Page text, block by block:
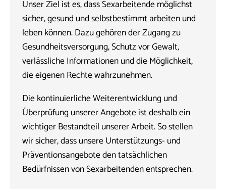
Unser Ziel ist es, dass Sexarbeitende möglichst
sicher, gesund und selbstbestimmt arbeiten und
leben können. Dazu gehören der Zugang zu
Gesundheitsversorgung, Schutz vor Gewalt,
verlässliche Informationen und die Möglichkeit,
die eigenen Rechte wahrzunehmen.
Die kontinuierliche Weiterentwicklung und
Überprüfung unserer Angebote ist deshalb ein
wichtiger Bestandteil unserer Arbeit. So stellen
wir sicher, dass unsere Unterstützungs- und
Präventionsangebote den tatsächlichen
Bedürfnissen von Sexarbeitenden entsprechen.